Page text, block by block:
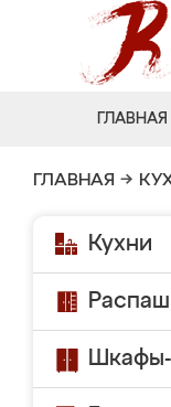
ГЛАВНАЯ
ГЛАВНАЯ →
Кухни